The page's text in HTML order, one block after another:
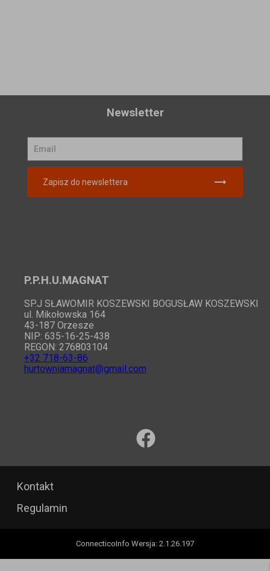
Newsletter
Zapisz do newslettera
P.P.H.U.MAGNAT
SP.J SŁAWOMIR KOSZEWSKI BOGUSŁAW KOSZEWSKI
ul. Mikołowska 164
43-187 Orzesze
NIP: 635-16-25-438
REGON: 276803104
+32 718-63-86
hurtowniamagnat@gmail.com
Kontakt
Regulamin
ConnecticoInfo Wersja: 2.1.26.197